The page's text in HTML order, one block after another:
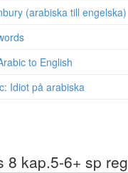
(arabiska till engelska)
to English
Idiot på arabiska
8 kap.5-6+ sp reg